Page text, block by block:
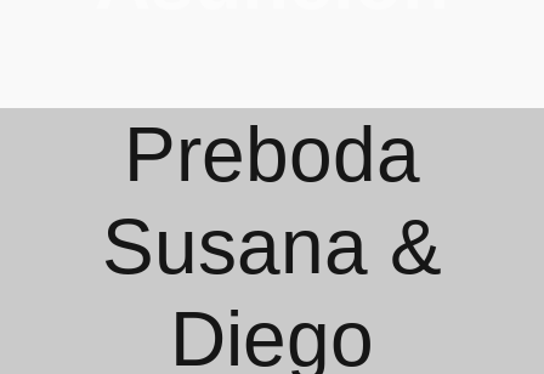
Preboda
Susana &
Diego